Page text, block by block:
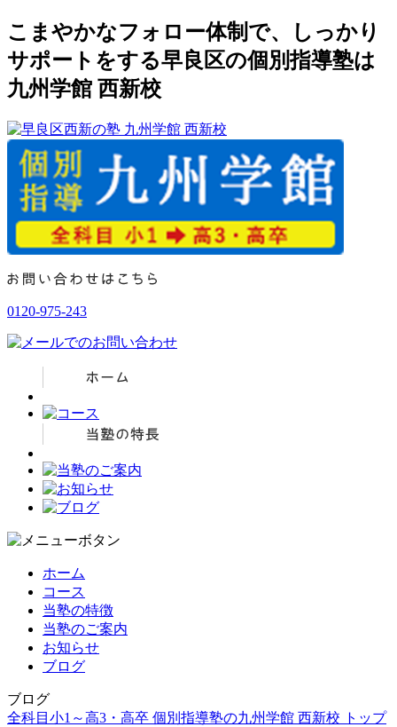
こまやかなフォロー体制で、しっかり
サポートをする早良区の個別指導塾は
九州学館 西新校
0120-975-243
ホーム
コース
当塾の特徴
当塾のご案内
お知らせ
ブログ
ブログ
全科目小1～高3・高卒 個別指導塾の九州学館 西新校 トップ